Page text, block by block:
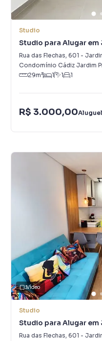
Studio
Studio para Alugar em
Rua das Flechas, 601 -
Condomínio Cádiz Jardim
29m² 1 1 1
R$ 3.000,00Aluguel
Vídeo
Studio
Studio para Alugar em
Rua das Flechas, 601 -